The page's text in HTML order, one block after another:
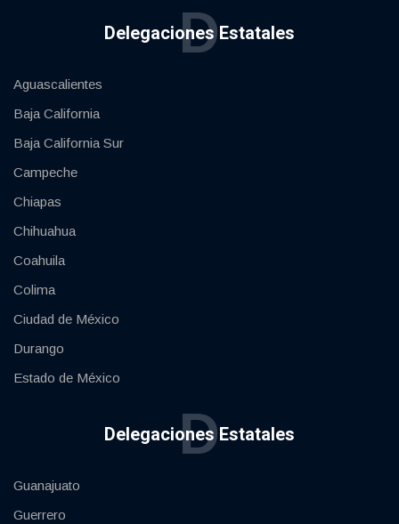
Delegaciones Estatales
D
Aguascalientes
Baja California
Baja California Sur
Campeche
Chiapas
Chihuahua
Coahuila
Colima
Ciudad de México
Durango
Estado de México
Delegaciones Estatales
D
Guanajuato
Guerrero